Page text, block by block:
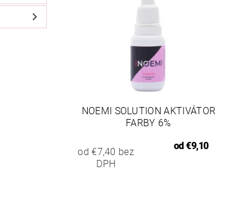
NOEMI SOLUTION AKTIVÁTOR
FARBY 6%
od €7,40 bez
DPH
od€9,10